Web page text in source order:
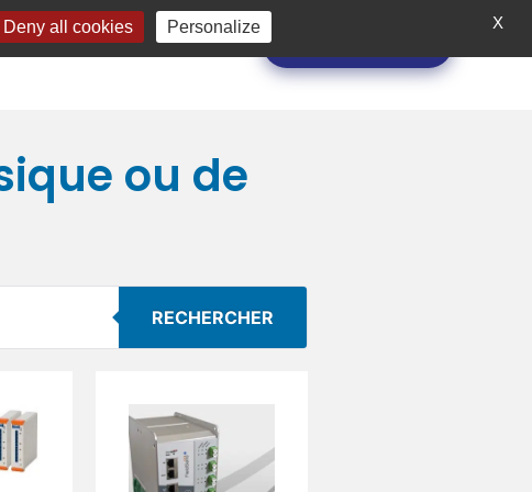
A PROPOS
ou de
RECHERCHER
X
Deny all cookies Personalize